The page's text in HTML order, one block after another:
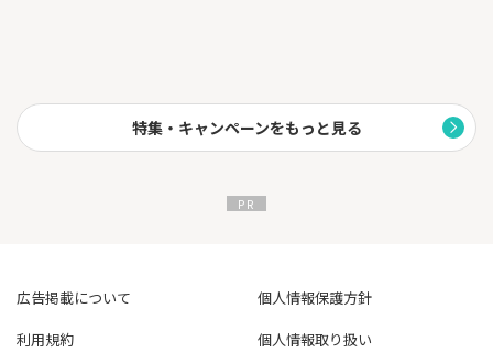
特集・キャンペーンをもっと見る
広告掲載について
個人情報保護方針
利用規約
個人情報取り扱い